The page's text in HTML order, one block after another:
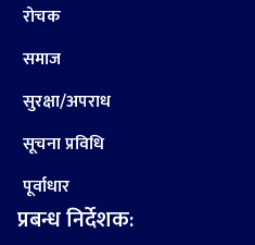
रोचक
समाज
सुरक्षा/अपराध
सूचना प्रविधि
पूर्वाधार
प्रबन्ध निर्देशक: